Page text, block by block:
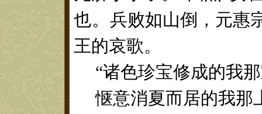
也。 兵败如山倒，元惠
王的哀歌。
“诸色珍宝修成的我
惬意消夏而居的我那